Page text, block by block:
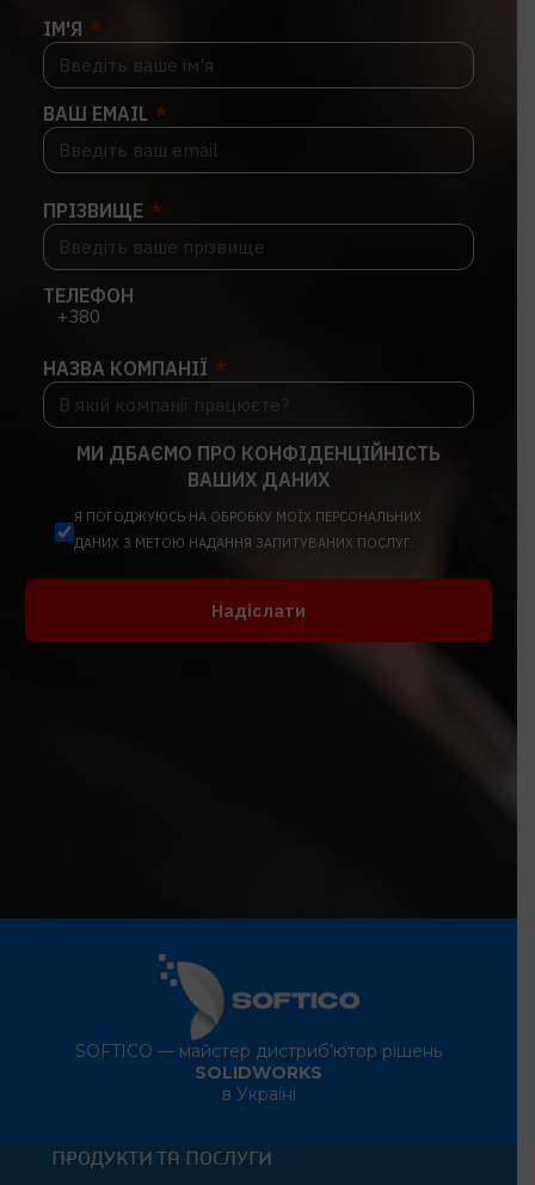
ІМ'Я
ВАШ EMAIL
ПРІЗВИЩЕ
ТЕЛЕФОН
НАЗВА КОМПАНІЇ
МИ ДБАЄМО ПРО КОНФІДЕНЦІЙНІСТЬ
ВАШИХ ДАНИХ
Я ПОГОДЖУЮСЬ НА ОБРОБКУ МОЇХ ПЕРСОНАЛЬНИХ
ДАНИХ З МЕТОЮ НАДАННЯ ЗАПИТУВАНИХ ПОСЛУГ.
Надіслати
SOFTICO — майстер дистриб’ютор рішень
SOLIDWORKS
в Україні
ПРОДУКТИ ТА ПОСЛУГИ